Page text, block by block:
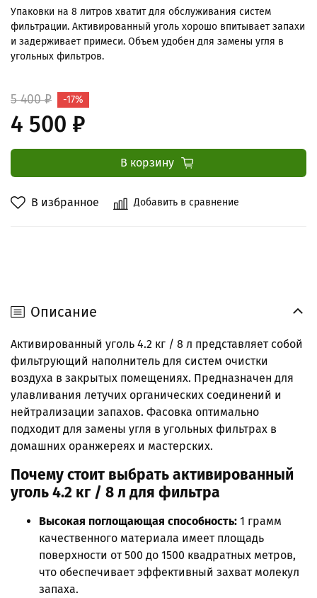
В избранное Добавить в сравнение
Упаковки на 8 литров хватит для обслуживания систем
фильтрации. Активированный уголь хорошо впитывает запахи
и задерживает примеси. Объем удобен для замены угля в
угольных фильтров.
5 400 ₽
4 500 ₽
-17%
В корзину
Описание
Активированный уголь 4.2 кг / 8 л представляет собой
фильтрующий наполнитель для систем очистки
воздуха в закрытых помещениях. Предназначен для
улавливания летучих органических соединений и
нейтрализации запахов. Фасовка оптимально
подходит для замены угля в угольных фильтрах в
домашних оранжереях и мастерских.
Почему стоит выбрать активированный
уголь 4.2 кг / 8 л для фильтра
Высокая поглощающая способность: 1 грамм
качественного материала имеет площадь
поверхности от 500 до 1500 квадратных метров,
что обеспечивает эффективный захват молекул
запаха.